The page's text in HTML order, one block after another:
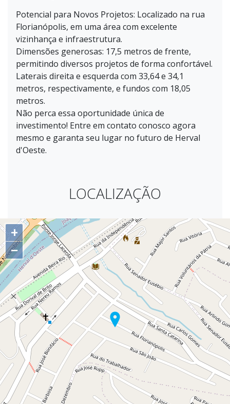
Potencial para Novos Projetos: Localizado na rua
Florianópolis, em uma área com excelente
vizinhança e infraestrutura.
Dimensões generosas: 17,5 metros de frente,
permitindo diversos projetos de forma confortável.
Laterais direita e esquerda com 33,64 e 34,1
metros, respectivamente, e fundos com 18,05
metros.
Não perca essa oportunidade única de
investimento! Entre em contato conosco agora
mesmo e garanta seu lugar no futuro de Herval
d'Oeste.
LOCALIZAÇÃO
+
−